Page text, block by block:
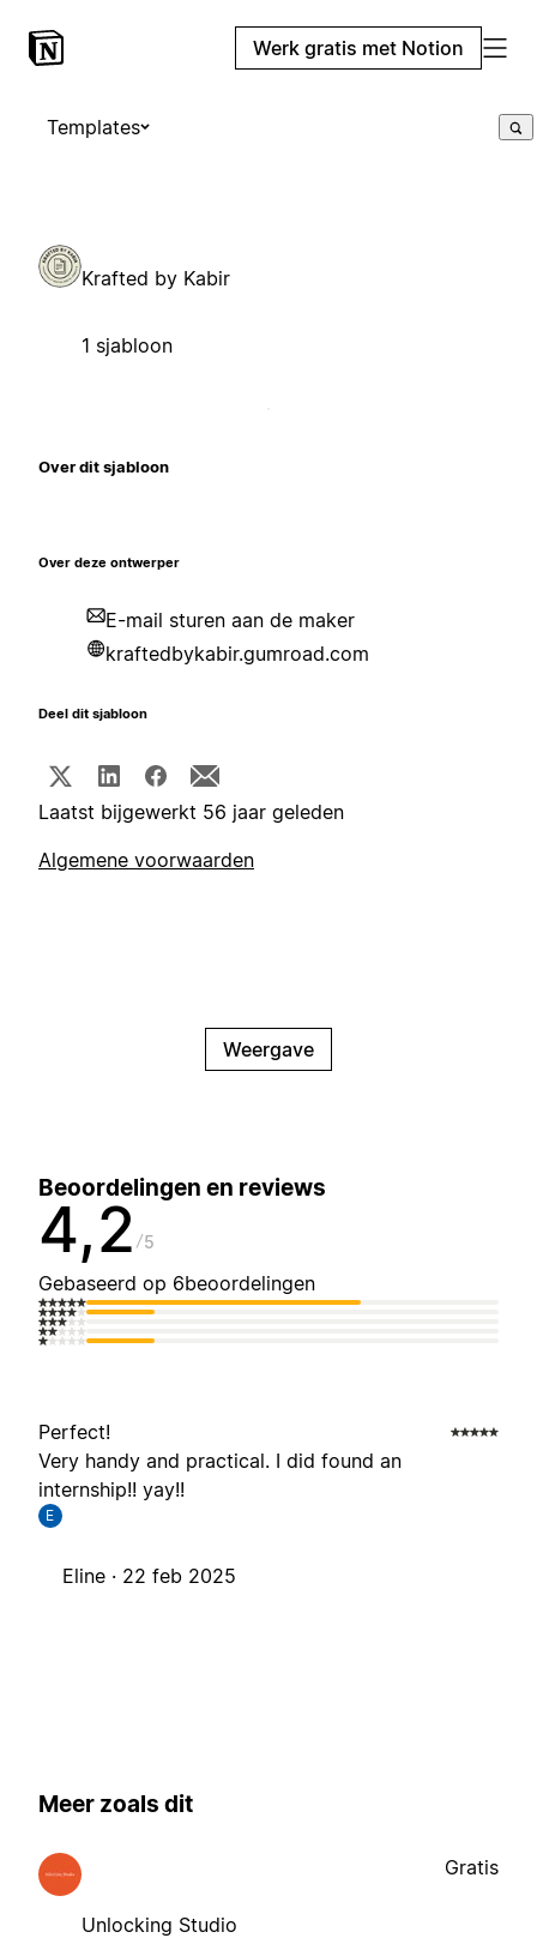
Werk gratis met Notion
Templates
Krafted by Kabir
1 sjabloon
Over dit sjabloon
Over deze ontwerper
E-mail sturen aan de maker
kraftedbykabir.gumroad.com
Deel dit sjabloon
Laatst bijgewerkt 56 jaar geleden
Algemene voorwaarden
Weergave
Beoordelingen en reviews
4,2 5
Gebaseerd op 6beoordelingen
Perfect!
Very handy and practical. I did found an
internship!! yay!!
E
Eline · 22 feb 2025
Meer zoals dit
Unlocking Studio
Gratis